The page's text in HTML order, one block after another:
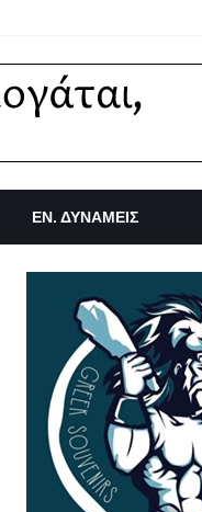
ΕΝ. ΔΥΝΑΜΕΙΣ